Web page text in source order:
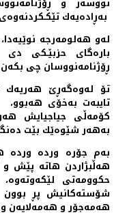
به‌ڕاده‌یه‌ك
له‌و هه‌لومه‌رجه‌
باره‌گای حزبێـكی
ڕۆژنامه‌نووسان چی بكه‌ن
تۆ له‌وه‌گه‌ڕێ هه‌ریه‌ك
تایبه‌ت به‌خۆی
كۆمه‌ڵی جیاجیایش
به‌هه‌ر شێوه‌ێك بێت
به‌م جۆره‌ ورده‌
هه‌ڵبژاردن هاته‌ پێش و
حكوومه‌تی
شۆسته‌كانیش پڕ بوون
هه‌مه‌جۆر و هه‌مه‌لایه‌ن